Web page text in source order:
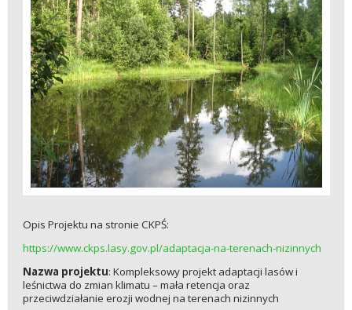
Opis Projektu na stronie CKPŚ:
https://www.ckps.lasy.gov.pl/adaptacja-na-terenach-nizinnych
Nazwa projektu: Kompleksowy projekt adaptacji lasów i
leśnictwa do zmian klimatu – mała retencja oraz
przeciwdziałanie erozji wodnej na terenach nizinnych